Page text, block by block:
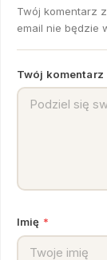
Twój komentarz
email nie będzie
Twój komentarz
Imię *